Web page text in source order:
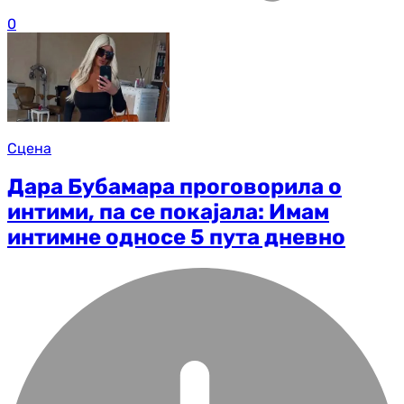
0
Сцена
Дара Бубамара проговорила о
интими, па се покајала: Имам
интимне односе 5 пута дневно